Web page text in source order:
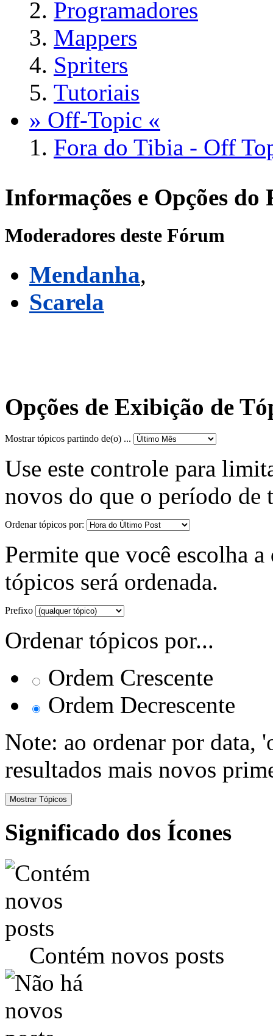
Programadores
Mappers
Spriters
Tutoriais
» Off-Topic «
Fora do Tibia - Off
Informações e Opções do
Moderadores deste Fórum
Mendanha,
Scarela
Opções de Exibição de
Mostrar tópicos partindo de(o) ...
Use este controle para
novos do que o período de
Ordenar tópicos por:
Permite que você escolha
tópicos será ordenada.
Prefixo
Ordenar tópicos por...
Ordem Crescente
Ordem Decrescente
Note: ao ordenar por data,
resultados mais novos
Significado dos Ícones
Contém novos posts